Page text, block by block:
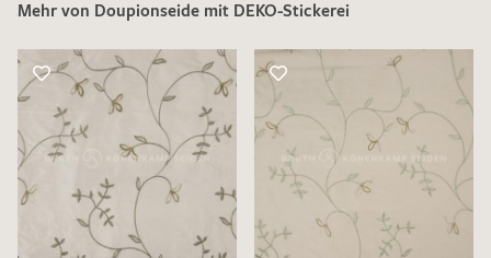
MUSTERANFRAGE SENDEN
Mehr von Doupionseide mit DEKO-Stickerei